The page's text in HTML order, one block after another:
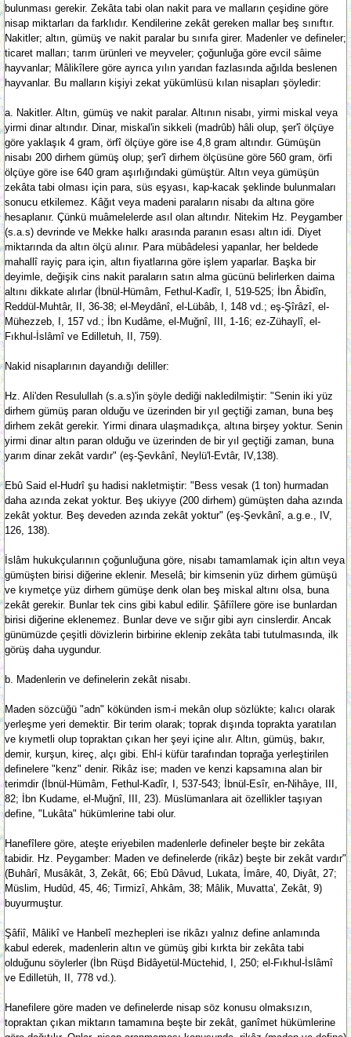
bulunması gerekir. Zekâta tabi olan nakit para ve malların çeşidine göre
nisap miktarları da farklıdır. Kendilerine zekât gereken mallar beş sınıftır.
Nakitler; altın, gümüş ve nakit paralar bu sınıfa girer. Madenler ve defineler;
ticaret malları; tarım ürünleri ve meyveler; çoğunluğa göre evcil sâime
hayvanlar; Mâlikîlere göre ayrıca yılın yarıdan fazlasında ağılda beslenen
hayvanlar. Bu malların kişiyi zekat yükümlüsü kılan nisapları şöyledir:
a. Nakitler. Altın, gümüş ve nakit paralar. Altının nisabı, yirmi miskal veya
yirmi dinar altındır. Dinar, miskal'in sikkeli (madrûb) hâli olup, şer'î ölçüye
göre yaklaşık 4 gram, örfî ölçüye göre ise 4,8 gram altındır. Gümüşün
nisabı 200 dirhem gümüş olup; şer'î dirhem ölçüsüne göre 560 gram, örfi
ölçüye göre ise 640 gram aşırlığındaki gümüştür. Altın veya gümüşün
zekâta tabi olması için para, süs eşyası, kap-kacak şeklinde bulunmaları
sonucu etkilemez. Kâğıt veya madeni paraların nisabı da altına göre
hesaplanır. Çünkü muâmelelerde asıl olan altındır. Nitekim Hz. Peygamber
(s.a.s) devrinde ve Mekke halkı arasında paranın esası altın idi. Diyet
miktarında da altın ölçü alınır. Para mübâdelesi yapanlar, her beldede
mahallî rayiç para için, altın fiyatlarına göre işlem yaparlar. Başka bir
deyimle, değişik cins nakit paraların satın alma gücünü belirlerken daima
altını dikkate alırlar (İbnül-Hümâm, Fethul-Kadîr, I, 519-525; İbn Âbidîn,
Reddül-Muhtâr, II, 36-38; el-Meydânî, el-Lübâb, I, 148 vd.; eş-Şîrâzî, el-
Mühezzeb, I, 157 vd.; İbn Kudâme, el-Muğnî, III, 1-16; ez-Zühaylî, el-
Fıkhul-İslâmî ve Edilletuh, II, 759).
Nakid nisaplarının dayandığı deliller:
Hz. Ali'den Resulullah (s.a.s)'in şöyle dediği nakledilmiştir: "Senin iki yüz
dirhem gümüş paran olduğu ve üzerinden bir yıl geçtiği zaman, buna beş
dirhem zekât gerekir. Yirmi dinara ulaşmadıkça, altına birşey yoktur. Senin
yirmi dinar altın paran olduğu ve üzerinden de bir yıl geçtiği zaman, buna
yarım dinar zekât vardır" (eş-Şevkânî, Neylü'l-Evtâr, IV,138).
Ebû Said el-Hudrî şu hadisi nakletmiştir: "Bess vesak (1 ton) hurmadan
daha azında zekat yoktur. Beş ukiyye (200 dirhem) gümüşten daha azında
zekât yoktur. Beş deveden azında zekât yoktur" (eş-Şevkânî, a.g.e., IV,
126, 138).
İslâm hukukçularının çoğunluğuna göre, nisabı tamamlamak için altın veya
gümüşten birisi diğerine eklenir. Meselâ; bir kimsenin yüz dirhem gümüşü
ve kıymetçe yüz dirhem gümüşe denk olan beş miskal altını olsa, buna
zekât gerekir. Bunlar tek cins gibi kabul edilir. Şâfiîlere göre ise bunlardan
birisi diğerine eklenemez. Bunlar deve ve sığır gibi ayrı cinslerdir. Ancak
günümüzde çeşitli dövizlerin birbirine eklenip zekâta tabi tutulmasında, ilk
görüş daha uygundur.
b. Madenlerin ve definelerin zekât nisabı.
Maden sözcüğü "adn" kökünden ism-i mekân olup sözlükte; kalıcı olarak
yerleşme yeri demektir. Bir terim olarak; toprak dışında toprakta yaratılan
ve kıymetli olup topraktan çıkan her şeyi içine alır. Altın, gümüş, bakır,
demir, kurşun, kireç, alçı gibi. Ehl-i küfür tarafından toprağa yerleştirilen
definelere "kenz" denir. Rikâz ise; maden ve kenzi kapsamına alan bir
terimdir (İbnül-Hümâm, Fethul-Kadîr, I, 537-543; İbnül-Esîr, en-Nihâye, III,
82; İbn Kudame, el-Muğnî, III, 23). Müslümanlara ait özellikler taşıyan
define, "Lukâta" hükümlerine tabi olur.
Hanefîlere göre, ateşte eriyebilen madenlerle defineler beşte bir zekâta
tabidir. Hz. Peygamber: Maden ve definelerde (rikâz) beşte bir zekât vardır"
(Buhârî, Musâkât, 3, Zekât, 66; Ebû Dâvud, Lukata, İmâre, 40, Diyât, 27;
Müslim, Hudûd, 45, 46; Tirmizî, Ahkâm, 38; Mâlik, Muvatta', Zekât, 9)
buyurmuştur.
Şâfiî, Mâlikî ve Hanbelî mezhepleri ise rikâzı yalnız define anlamında
kabul ederek, madenlerin altın ve gümüş gibi kırkta bir zekâta tabi
olduğunu söylerler (İbn Rüşd Bidâyetül-Müctehid, I, 250; el-Fıkhul-İslâmî
ve Edilletüh, II, 778 vd.).
Hanefilere göre maden ve definelerde nisap söz konusu olmaksızın,
topraktan çıkan miktarın tamamına beşte bir zekât, ganîmet hükümlerine